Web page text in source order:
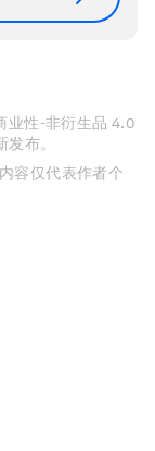
业性-非衍生品 4.0
布。
容仅代表作者个